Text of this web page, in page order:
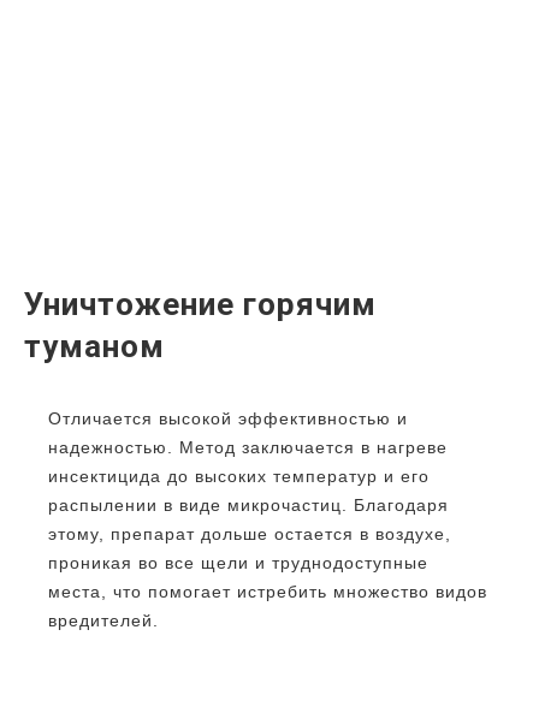
Уничтожение горячим
туманом
Отличается высокой эффективностью и
надежностью. Метод заключается в нагреве
инсектицида до высоких температур и его
распылении в виде микрочастиц. Благодаря
этому, препарат дольше остается в воздухе,
проникая во все щели и труднодоступные
места, что помогает истребить множество видов
вредителей.